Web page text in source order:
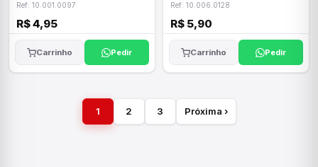
Ref: 10.001.0097
R$ 4,95
Carrinho Pedir
Ref: 10.006.0128
R$ 5,90
Carrinho Pedir
1 2 3 Próxima ›